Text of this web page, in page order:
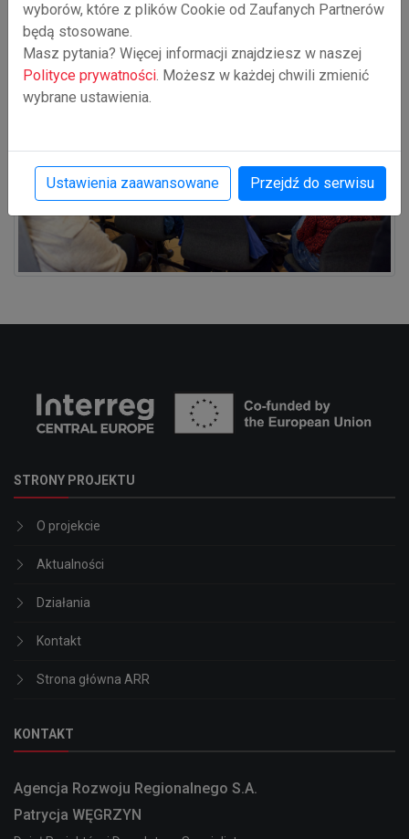
STRONY PROJEKTU
O projekcie
Aktualności
Działania
Kontakt
Strona główna ARR
KONTAKT
Agencja Rozwoju Regionalnego S.A.
Patrycja WĘGRZYN
wyborów, które z plików Cookie od Zaufanych Partnerów
będą stosowane.
Masz pytania? Więcej informacji znajdziesz w naszej
Polityce prywatności. Możesz w każdej chwili zmienić
wybrane ustawienia.
Ustawienia zaawansowane Przejdź do serwisu